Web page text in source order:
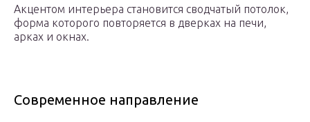
Акцентом интерьера становится сводчатый потолок,
форма которого повторяется в дверках на печи,
арках и окнах.
Современное направление